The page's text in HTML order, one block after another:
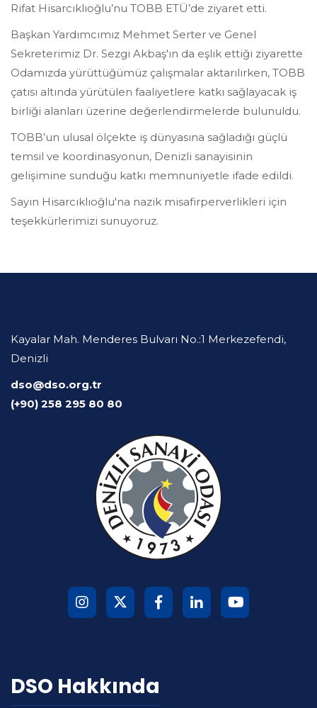
Rifat Hisarcıklıoğlu’nu TOBB ETÜ’de ziyaret etti.
Başkan Yardımcımız Mehmet Serter ve Genel
Sekreterimiz Dr. Sezgi Akbaş'ın da eşlik ettiği ziyarette
Odamızda yürüttüğümüz çalışmalar aktarılırken, TOBB
çatısı altında yürütülen faaliyetlere katkı sağlayacak iş
birliği alanları üzerine değerlendirmelerde bulunuldu.
TOBB’un ulusal ölçekte iş dünyasına sağladığı güçlü
temsil ve koordinasyonun, Denizli sanayisinin
gelişimine sunduğu katkı memnuniyetle ifade edildi.
Sayın Hisarcıklıoğlu'na nazik misafirperverlikleri için
teşekkürlerimizi sunuyoruz.
Kayalar Mah. Menderes Bulvarı No.:1 Merkezefendi,
Denizli
dso@dso.org.tr
(+90) 258 295 80 80
DSO Hakkında